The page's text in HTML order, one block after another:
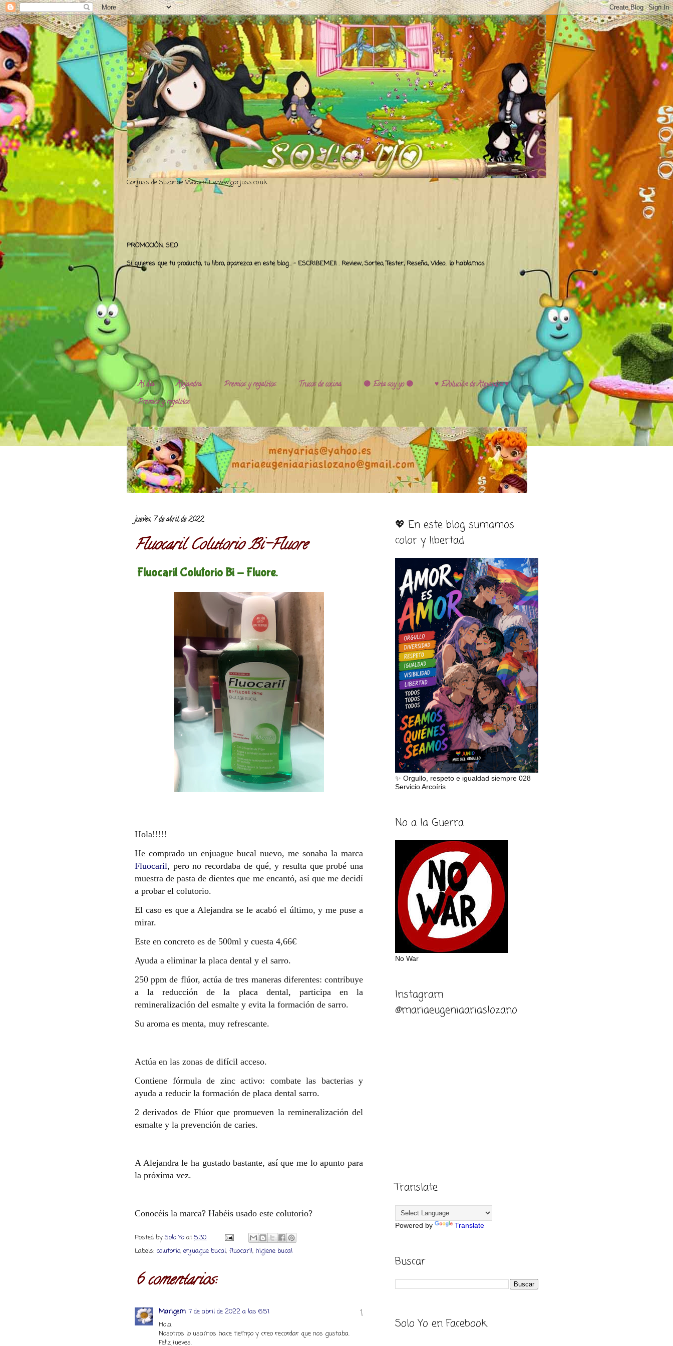
Gorjuss de Suzanne Woolcott www.gorjuss.co.uk
PROMOCIÓN. SEO
Si quieres que tu producto, tu libro, aparezca en este blog... - ESCRIBEME!! . Review, Sorteo, Tester, Reseña, Video.. lo hablamos
Al día Alejandra. Premios y regalitos. Trucos de cocina. 🟣 Esta soy yo 🟣
♥️ Evolución de Alejandra ♥️
Premios y regalitos.
jueves, 7 de abril de 2022
Fluocaril Colutorio Bi-Fluore
Fluocaril Colutorio Bi - Fluore.
Hola!!!!!
He comprado un enjuague bucal nuevo, me sonaba la marca
Fluocaril, pero no recordaba de qué, y resulta que probé una
muestra de pasta de dientes que me encantó, así que me decidí
a probar el colutorio.
El caso es que a Alejandra se le acabó el último, y me puse a
mirar.
Este en concreto es de 500ml y cuesta 4,66€
Ayuda a eliminar la placa dental y el sarro.
250 ppm de flúor, actúa de tres maneras diferentes: contribuye
a la reducción de la placa dental, participa en la
remineralización del esmalte y evita la formación de sarro.
Su aroma es menta, muy refrescante.
Actúa en las zonas de difícil acceso.
Contiene fórmula de zinc activo: combate las bacterias y
ayuda a reducir la formación de placa dental sarro.
2 derivados de Flúor que promueven la remineralización del
esmalte y la prevención de caries.
A Alejandra le ha gustado bastante, así que me lo apunto para
la próxima vez.
Conocéis la marca? Habéis usado este colutorio?
Posted by Solo Yo at 5:30
Labels: colutorio, enjuague bucal, fluocaril, higiene bucal
6 comentarios:
Marigem 7 de abril de 2022 a las 6:51
Hola.
Nosotros lo usamos hace tiempo y creo recordar que nos gustaba.
Feliz jueves.
💖 En este blog sumamos
color y libertad
✨ Orgullo, respeto e igualdad siempre 028
Servicio Arcoíris
No a la Guerra
No War
Instagram
@mariaeugeniaariaslozano
Translate
Powered by Translate
Buscar
Solo Yo en Facebook